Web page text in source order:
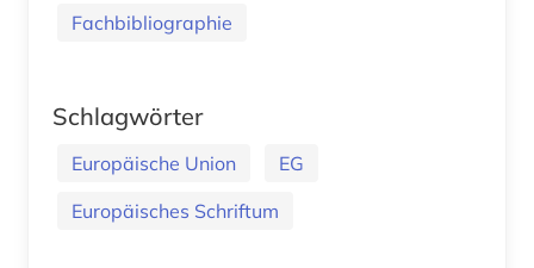
Fachbibliographie
Schlagwörter
Europäische Union
EG
Europäisches Schriftum